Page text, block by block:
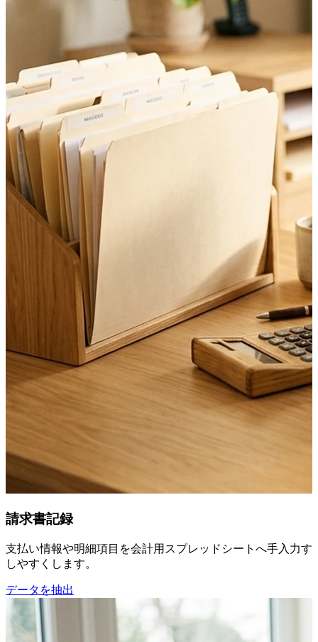
請求書記録
支払い情報や明細項目を会計用スプレッドシートへ手入力
しやすくします。
データを抽出